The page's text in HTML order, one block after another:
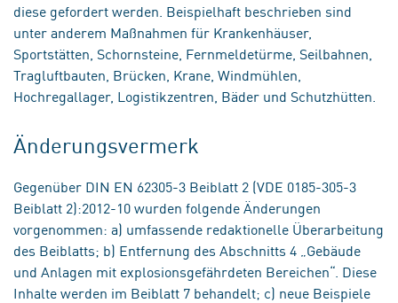
diese gefordert werden. Beispielhaft beschrieben sind
unter anderem Maßnahmen für Krankenhäuser,
Sportstätten, Schornsteine, Fernmeldetürme, Seilbahnen,
Tragluftbauten, Brücken, Krane, Windmühlen,
Hochregallager, Logistikzentren, Bäder und Schutzhütten.
Änderungsvermerk
Gegenüber DIN EN 62305-3 Beiblatt 2 (VDE 0185-305-3
Beiblatt 2):2012-10 wurden folgende Änderungen
vorgenommen: a) umfassende redaktionelle Überarbeitung
des Beiblatts; b) Entfernung des Abschnitts 4 „Gebäude
und Anlagen mit explosionsgefährdeten Bereichen“. Diese
Inhalte werden im Beiblatt 7 behandelt; c) neue Beispiele